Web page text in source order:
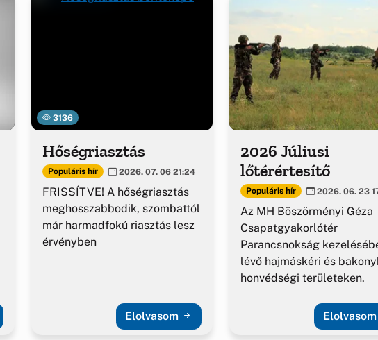
3136
Hőségriasztás
Populáris hír 2026. 07. 06 21:24
FRISSÍTVE! A hőségriasztás
meghosszabbodik, szombattól
már harmadfokú riasztás lesz
érvényben
Elolvasom
2026 Júliusi
lőtérértesítő
Populáris hír 2026. 06. 23
Az MH Böszörményi Géza
Csapatgyakorlótér
Parancsnokság
lévő hajmáskéri és
honvédségi területeken.
Elolvasom